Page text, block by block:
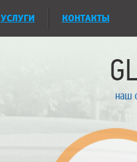
УСЛУГИ КОНТАКТЫ
наш